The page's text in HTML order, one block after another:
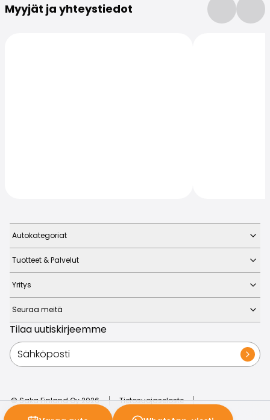
Myyjät ja yhteystiedot
Autokategoriat
Tuotteet & Palvelut
Yritys
Seuraa meitä
Tilaa uutiskirjeemme
© Saka Finland Oy2026
Tietosuojaseloste
Evästeasetukset